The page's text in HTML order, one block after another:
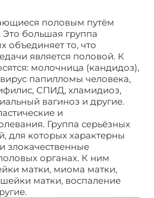
половым путём
большая группа
объединяет то, что
является половой. К
молочница (кандидоз),
папилломы человека,
СПИД, хламидиоз,
вагиноз и другие.
и
Группа серьёзных
для которых характерны
злокачественные
органах. К ним
матки, миома матки,
матки, воспаление